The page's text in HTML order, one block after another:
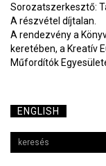
Sorozatszerkesztő:
A részvétel díjtalan.
A rendezvény a
keretében, a Kreatív
Műfordítók
ENGLISH